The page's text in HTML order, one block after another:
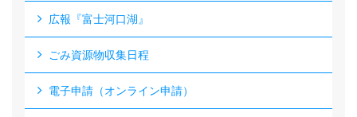
広報『富士河口湖』
ごみ資源物収集日程
電子申請（オンライン申請）